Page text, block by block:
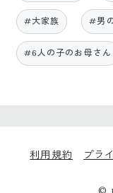
#大家族 #男
#6人の子のお母さん
利用規約 プラ
©